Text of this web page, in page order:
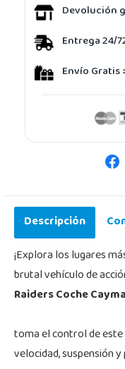
Devolución
Entrega 24/
Envío Gratis
Descripción
¡Explora los lugares
brutal vehículo de
Raiders Coche
toma el control de
velocidad, suspensión